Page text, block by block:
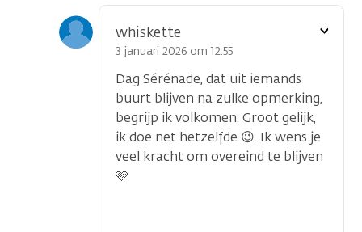
whiskette
3 januari 2026 om 12.55
Dag Sérénade, dat uit iemands
buurt blijven na zulke opmerking,
begrijp ik volkomen. Groot gelijk,
ik doe net hetzelfde 😉. Ik wens je
veel kracht om overeind te blijven
🩷
Toon